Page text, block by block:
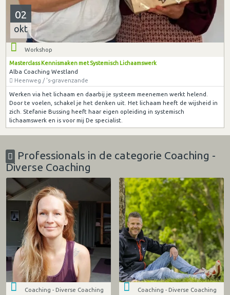
02
okt
Workshop
Masterclass Kennismaken met Systemisch Lichaamswerk
Alba Coaching Westland
Heenweg / 's-gravenzande
Werken via het lichaam en daarbij je systeem meenemen werkt helend.
Door te voelen, schakel je het denken uit. Het lichaam heeft de wijsheid in
zich. Stefanie Bussing heeft haar eigen opleiding in systemisch
lichaamswerk en is voor mij De specialist.
Professionals in de categorie Coaching -
Diverse Coaching
Coaching - Diverse Coaching Coaching - Diverse Coaching